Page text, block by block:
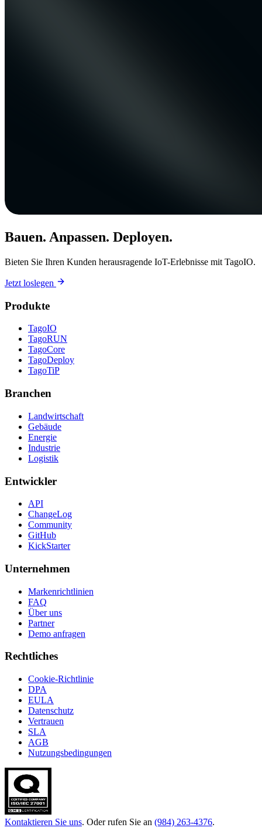
Bauen. Anpassen. Deployen.
Bieten Sie Ihren Kunden herausragende IoT-Erlebnisse mit TagoIO.
Jetzt loslegen
Produkte
TagoIO
TagoRUN
TagoCore
TagoDeploy
TagoTiP
Branchen
Landwirtschaft
Gebäude
Energie
Industrie
Logistik
Entwickler
API
ChangeLog
Community
GitHub
KickStarter
Unternehmen
Markenrichtlinien
FAQ
Über uns
Partner
Demo anfragen
Rechtliches
Cookie-Richtlinie
DPA
EULA
Datenschutz
Vertrauen
SLA
AGB
Nutzungsbedingungen
Kontaktieren Sie uns. Oder rufen Sie an (984) 263-4376.